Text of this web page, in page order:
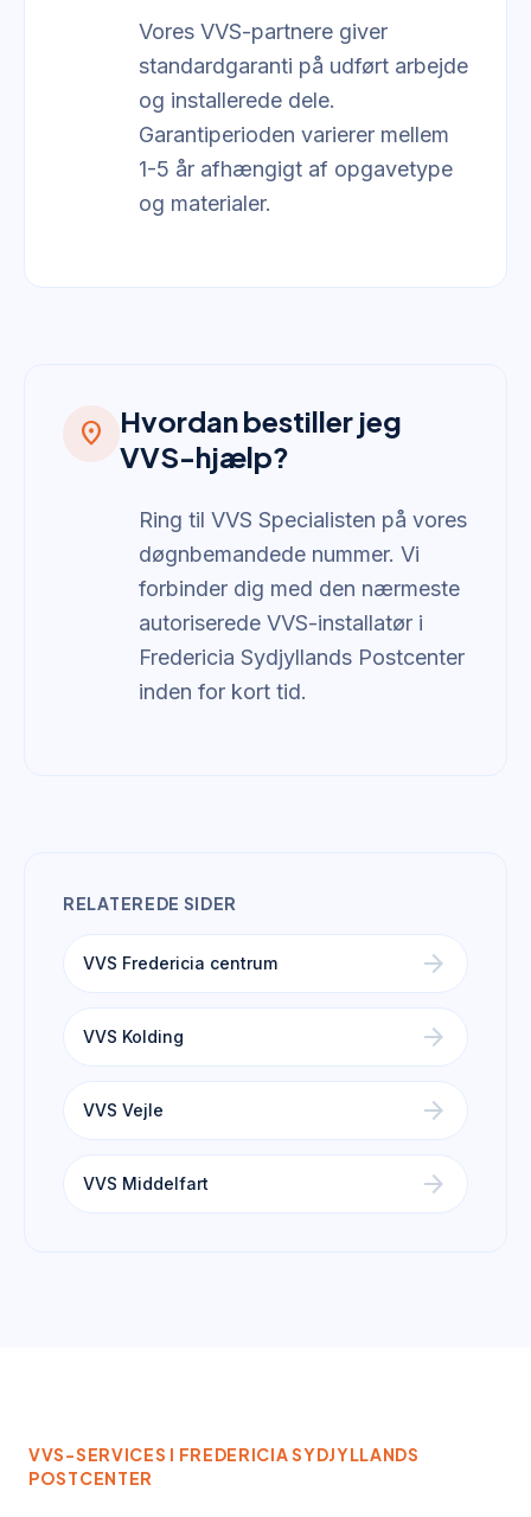
Vores VVS-partnere giver
standardgaranti på udført arbejde
og installerede dele.
Garantiperioden varierer mellem
1-5 år afhængigt af opgavetype
og materialer.
location_on
Hvordan bestiller jeg
VVS-hjælp?
Ring til VVS Specialisten på vores
døgnbemandede nummer. Vi
forbinder dig med den nærmeste
autoriserede VVS-installatør i
Fredericia Sydjyllands Postcenter
inden for kort tid.
RELATEREDE SIDER
VVS Fredericia centrum arrow_forward
VVS Kolding arrow_forward
VVS Vejle arrow_forward
VVS Middelfart arrow_forward
VVS-SERVICES I FREDERICIA SYDJYLLANDS
POSTCENTER